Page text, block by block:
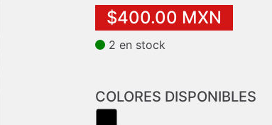
$400.00 MXN
2 en stock
COLORES DISPONIBLES